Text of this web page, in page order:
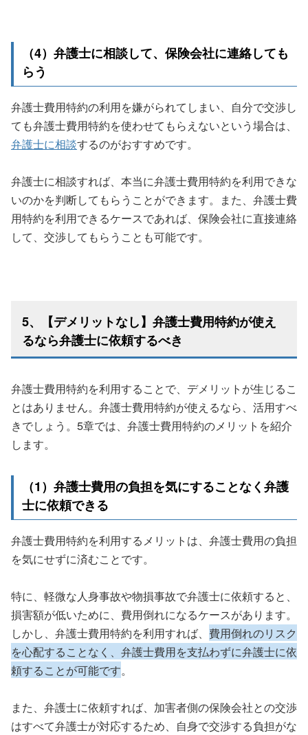
（4）弁護士に相談して、保険会社に連絡しても
らう
弁護士費用特約の利用を嫌がられてしまい、自分で交渉し
ても弁護士費用特約を使わせてもらえないという場合は、
弁護士に相談するのがおすすめです。
弁護士に相談すれば、本当に弁護士費用特約を利用できな
いのかを判断してもらうことができます。また、弁護士費
用特約を利用できるケースであれば、保険会社に直接連絡
して、交渉してもらうことも可能です。
5、【デメリットなし】弁護士費用特約が使え
るなら弁護士に依頼するべき
弁護士費用特約を利用することで、デメリットが生じるこ
とはありません。弁護士費用特約が使えるなら、活用すべ
きでしょう。5章では、弁護士費用特約のメリットを紹介
します。
（1）弁護士費用の負担を気にすることなく弁護
士に依頼できる
弁護士費用特約を利用するメリットは、弁護士費用の負担
を気にせずに済むことです。
特に、軽微な人身事故や物損事故で弁護士に依頼すると、
損害額が低いために、費用倒れになるケースがあります。
しかし、弁護士費用特約を利用すれば、 費用倒れのリスク
を心配することなく、弁護士費用を支払わずに弁護士に依
頼することが可能です。
また、弁護士に依頼すれば、加害者側の保険会社との交渉
はすべて弁護士が対応するため、自身で交渉する負担がな